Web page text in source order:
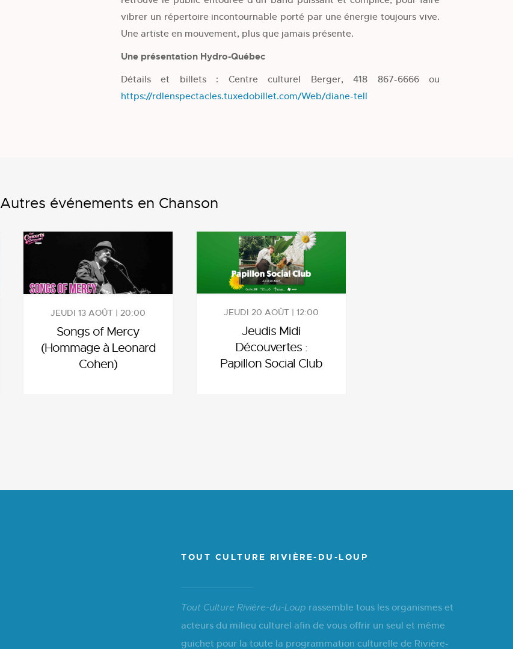
vibrer un répertoire incontournable porté par une énergie toujours vive.
Une artiste en mouvement, plus que jamais présente.
Une présentation Hydro-Québec
Détails et billets : Centre culturel Berger, 418 867-6666 ou
https://rdlenspectacles.tuxedobillet.com/Web/diane-tell
Autres événements en Chanson
JEUDI 13 AOÛT | 20:00
Songs of Mercy
(Hommage à Leonard
Cohen)
JEUDI 20 AOÛT | 12:00
Jeudis Midi
Découvertes :
Papillon Social Club
TOUT CULTURE RIVIÈRE-DU-LOUP
Tout Culture Rivière-du-Loup rassemble tous les organismes et
acteurs du milieu culturel afin de vous offrir un seul et même
guichet pour la toute la programmation culturelle de Rivière-